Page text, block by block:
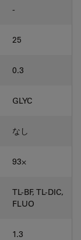
-
25
0.3
GLYC
なし
93⨉
TL-BF, TL-DIC,
FLUO
1.3